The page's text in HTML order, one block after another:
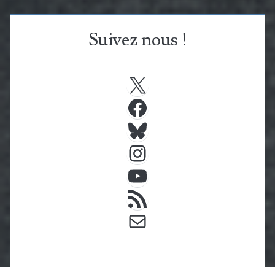
Suivez nous !